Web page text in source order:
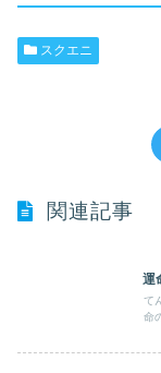
スクエニ
関連記事
運
て
命